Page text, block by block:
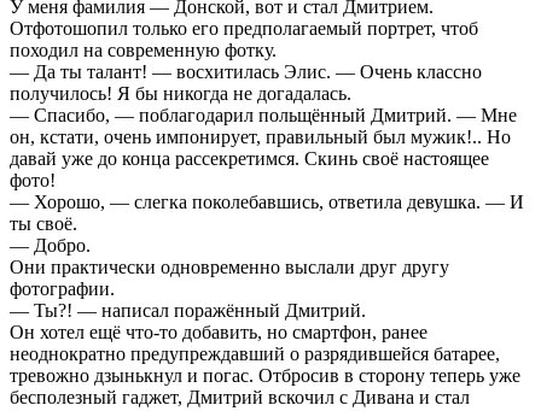
У меня фамилия — Донской, вот и стал Дмитрием.
Отфотошопил только его предполагаемый портрет, чтоб
походил на современную фотку.
— Да ты талант! — восхитилась Элис. — Очень классно
получилось! Я бы никогда не догадалась.
— Спасибо, — поблагодарил польщённый Дмитрий. — Мне
он, кстати, очень импонирует, правильный был мужик!.. Но
давай уже до конца рассекретимся. Скинь своё настоящее
фото!
— Хорошо, — слегка поколебавшись, ответила девушка. — И
ты своё.
— Добро.
Они практически одновременно выслали друг другу
фотографии.
— Ты?! — написал поражённый Дмитрий.
Он хотел ещё что-то добавить, но смартфон, ранее
неоднократно предупреждавший о разрядившейся батарее,
тревожно дзынькнул и погас. Отбросив в сторону теперь уже
бесполезный гаджет, Дмитрий вскочил с Дивана и стал